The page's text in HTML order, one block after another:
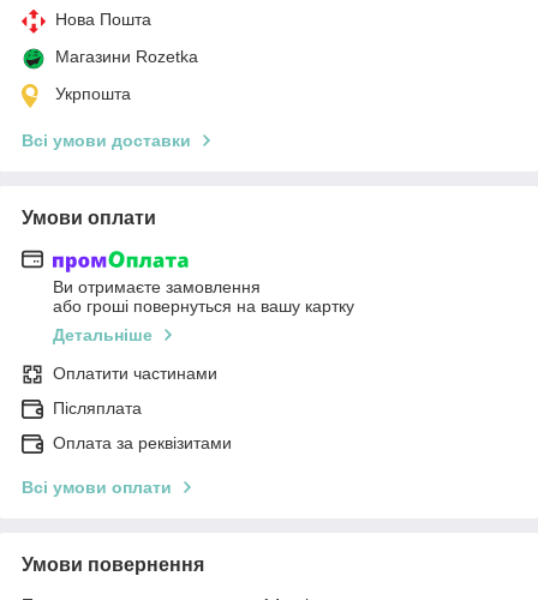
Нова Пошта
Магазини Rozetka
Укрпошта
Всі умови доставки
Умови оплати
Ви отримаєте замовлення
або гроші повернуться на вашу картку
Детальніше
Оплатити частинами
Післяплата
Оплата за реквізитами
Всі умови оплати
Умови повернення